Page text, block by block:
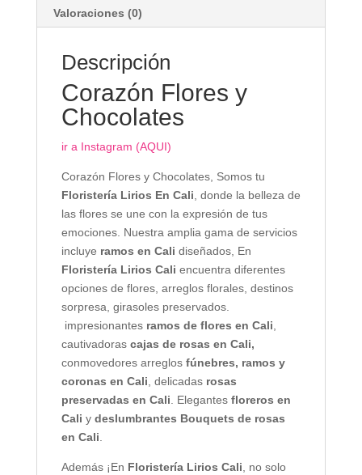
Valoraciones (0)
Descripción
Corazón Flores y
Chocolates
ir a Instagram (AQUI)
Corazón Flores y Chocolates, Somos tu
Floristería Lirios En Cali, donde la belleza de
las flores se une con la expresión de tus
emociones. Nuestra amplia gama de servicios
incluye ramos en Cali diseñados, En
Floristería Lirios Cali encuentra diferentes
opciones de flores, arreglos florales, destinos
sorpresa, girasoles preservados.
impresionantes ramos de flores en Cali,
cautivadoras cajas de rosas en Cali,
conmovedores arreglos fúnebres, ramos y
coronas en Cali, delicadas rosas
preservadas en Cali. Elegantes floreros en
Cali y deslumbrantes Bouquets de rosas
en Cali.
Además ¡En Floristería Lirios Cali, no solo